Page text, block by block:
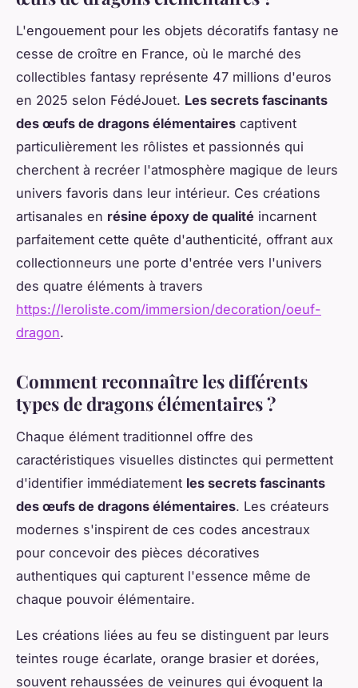
L'engouement pour les objets décoratifs fantasy ne
cesse de croître en France, où le marché des
collectibles fantasy représente 47 millions d'euros
en 2025 selon FédéJouet. Les secrets fascinants
des œufs de dragons élémentaires captivent
particulièrement les rôlistes et passionnés qui
cherchent à recréer l'atmosphère magique de leurs
univers favoris dans leur intérieur. Ces créations
artisanales en résine époxy de qualité incarnent
parfaitement cette quête d'authenticité, offrant aux
collectionneurs une porte d'entrée vers l'univers
des quatre éléments à travers
https://leroliste.com/immersion/decoration/oeuf-
dragon.
Comment reconnaître les différents
types de dragons élémentaires ?
Chaque élément traditionnel offre des
caractéristiques visuelles distinctes qui permettent
d'identifier immédiatement les secrets fascinants
des œufs de dragons élémentaires. Les créateurs
modernes s'inspirent de ces codes ancestraux
pour concevoir des pièces décoratives
authentiques qui capturent l'essence même de
chaque pouvoir élémentaire.
Les créations liées au feu se distinguent par leurs
teintes rouge écarlate, orange brasier et dorées,
souvent rehaussées de veinures qui évoquent la